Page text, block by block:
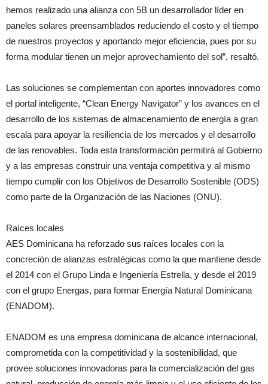
hemos realizado una alianza con 5B un desarrollador líder en
paneles solares preensamblados reduciendo el costo y el tiempo
de nuestros proyectos y aportando mejor eficiencia, pues por su
forma modular tienen un mejor aprovechamiento del sol”, resaltó.
Las soluciones se complementan con aportes innovadores como
el portal inteligente, “Clean Energy Navigator” y los avances en el
desarrollo de los sistemas de almacenamiento de energía a gran
escala para apoyar la resiliencia de los mercados y el desarrollo
de las renovables. Toda esta transformación permitirá al Gobierno
y a las empresas construir una ventaja competitiva y al mismo
tiempo cumplir con los Objetivos de Desarrollo Sostenible (ODS)
como parte de la Organización de las Naciones (ONU).
Raíces locales
AES Dominicana ha reforzado sus raíces locales con la
concreción de alianzas estratégicas como la que mantiene desde
el 2014 con el Grupo Linda e Ingeniería Estrella, y desde el 2019
con el grupo Energas, para formar Energía Natural Dominicana
(ENADOM).
ENADOM es una empresa dominicana de alcance internacional,
comprometida con la competitividad y la sostenibilidad, que
provee soluciones innovadoras para la comercialización del gas